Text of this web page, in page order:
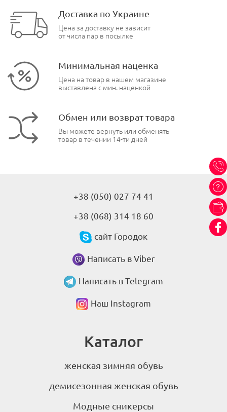
Доставка по Украине
Цена за доставку не зависит
от числа пар в посылке
Минимальная наценка
Цена на товар в нашем магазине
выставлена с мин. наценкой
Обмен или возврат товара
Вы можете вернуть или обменять
товар в течении 14-ти дней
+38 (050) 027 74 41
+38 (068) 314 18 60
сайт Городок
Написать в Viber
Написать в Telegram
Наш Instagram
Каталог
женская зимняя обувь
демисезонная женская обувь
Модные сникерсы